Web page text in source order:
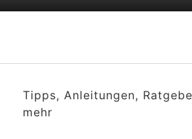
Tipps, Anleitungen,
mehr